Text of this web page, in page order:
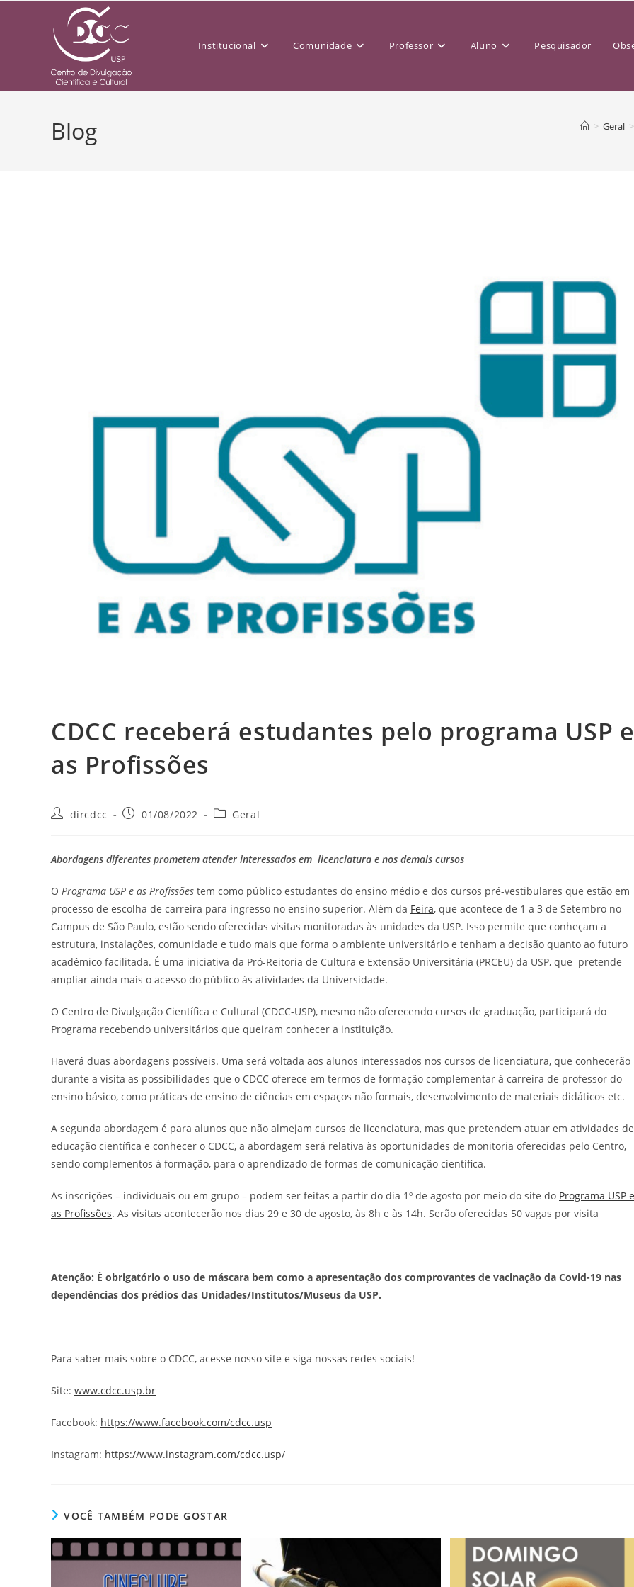
Institucional Comunidade Professor Aluno Pesquisador
Blog > Geral >
CDCC receberá estudantes pelo programa USP e
as Profissões
dircdcc 01/08/2022 Geral
Abordagens diferentes prometem atender interessados em licenciatura e nos demais cursos
O Programa USP e as Profissões tem como público estudantes do ensino médio e dos cursos pré-vestibulares que estão em
processo de escolha de carreira para ingresso no ensino superior. Além da Feira, que acontece de 1 a 3 de Setembro no
Campus de São Paulo, estão sendo oferecidas visitas monitoradas às unidades da USP. Isso permite que conheçam a
estrutura, instalações, comunidade e tudo mais que forma o ambiente universitário e tenham a decisão quanto ao futuro
acadêmico facilitada. É uma iniciativa da Pró-Reitoria de Cultura e Extensão Universitária (PRCEU) da USP, que pretende
ampliar ainda mais o acesso do público às atividades da Universidade.
O Centro de Divulgação Científica e Cultural (CDCC-USP), mesmo não oferecendo cursos de graduação, participará do
Programa recebendo universitários que queiram conhecer a instituição.
Haverá duas abordagens possíveis. Uma será voltada aos alunos interessados nos cursos de licenciatura, que conhecerão
durante a visita as possibilidades que o CDCC oferece em termos de formação complementar à carreira de professor do
ensino básico, como práticas de ensino de ciências em espaços não formais, desenvolvimento de materiais didáticos etc.
A segunda abordagem é para alunos que não almejam cursos de licenciatura, mas que pretendem atuar em atividades de
educação científica e conhecer o CDCC, a abordagem será relativa às oportunidades de monitoria oferecidas pelo Centro,
sendo complementos à formação, para o aprendizado de formas de comunicação científica.
As inscrições – individuais ou em grupo – podem ser feitas a partir do dia 1º de agosto por meio do site do Programa USP e
as Profissões. As visitas acontecerão nos dias 29 e 30 de agosto, às 8h e às 14h. Serão oferecidas 50 vagas por visita
Atenção: É obrigatório o uso de máscara bem como a apresentação dos comprovantes de vacinação da Covid-19 nas
dependências dos prédios das Unidades/Institutos/Museus da USP.
Para saber mais sobre o CDCC, acesse nosso site e siga nossas redes sociais!
Site: www.cdcc.usp.br
Facebook: https://www.facebook.com/cdcc.usp
Instagram: https://www.instagram.com/cdcc.usp/
VOCÊ TAMBÉM PODE GOSTAR